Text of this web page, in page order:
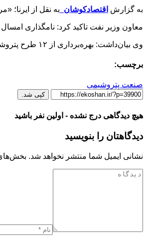
به گزارش اقتصادکوشان به نقل از ایرنا؛
معاون وزیر نفت تاکید کرد: نامگذاری
وی بیان‌داشت: بهره‌برداری از ۱۲ طرح پتروشیمی تا پایان امسال نقش تعیین‌کننده‌ای در رشد تولید و توسعه اقتصادی کشور دارد.
برچسب:
صنعت پتروشیمی
کپی شد.
هیچ دیدگاهی درج نشده - اولین نفر باشید
دیدگاهتان را بنویسید
نشانی ایمیل شما منتشر نخواهد شد.